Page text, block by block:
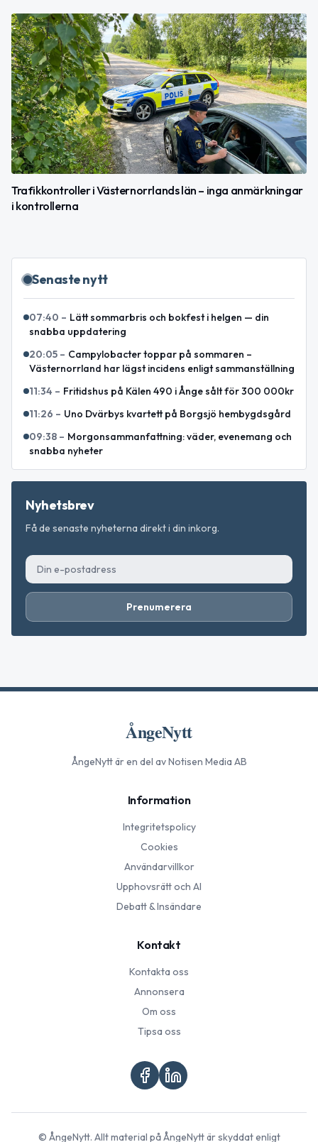
Trafikkontroller i Västernorrlands län – inga anmärkningar
i kontrollerna
Senaste nytt
07:40 – Lätt sommarbris och bokfest i helgen — din
snabba uppdatering
20:05 – Campylobacter toppar på sommaren –
Västernorrland har lägst incidens enligt sammanställning
11:34 – Fritidshus på Kälen 490 i Ånge sålt för 300 000kr
11:26 – Uno Dvärbys kvartett på Borgsjö hembygdsgård
09:38 – Morgonsammanfattning: väder, evenemang och
snabba nyheter
Nyhetsbrev
Få de senaste nyheterna direkt i din inkorg.
Prenumerera
ÅngeNytt
ÅngeNyttär en del av Notisen Media AB
Information
Integritetspolicy
Cookies
Användarvillkor
Upphovsrätt och AI
Debatt & Insändare
Kontakt
Kontakta oss
Annonsera
Om oss
Tipsa oss
© ÅngeNytt. Allt material påÅngeNyttär skyddat enligt